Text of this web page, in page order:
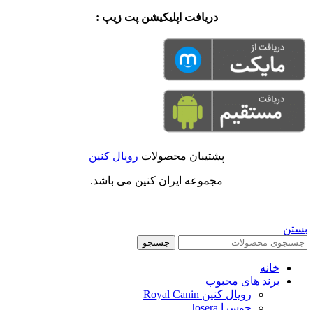
دریافت اپلیکیشن پت زیپ :
پشتیبان محصولات رویال کنین
مجموعه ایران کنین می باشد.
بستن
جستجو
خانه
برند های محبوب
رویال کنین Royal Canin